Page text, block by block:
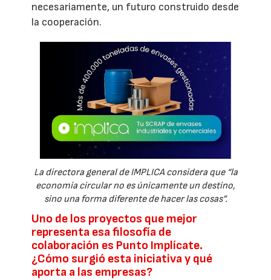
necesariamente, un futuro construido desde
la cooperación.
La directora general de IMPLICA considera que “la
economía circular no es únicamente un destino,
sino una forma diferente de hacer las cosas”.
Uno de los proyectos que mejor
representa esa filosofía de
colaboración es Punto Implícate.
¿Cómo surgió esta iniciativa y qué
aporta a las empresas?